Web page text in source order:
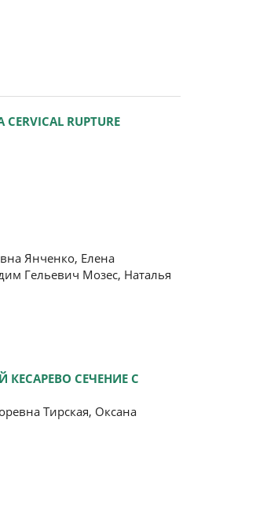
CERVICAL RUPTURE
Янченко, Елена
Гельевич Мозес, Наталья
СЕЧЕНИЕ С
Тирская, Оксана